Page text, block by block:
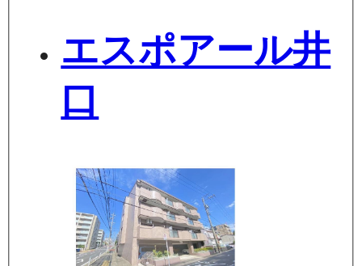
エスポアール井
口